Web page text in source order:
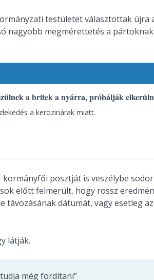
testületet választottak újra
nagyobb megmérettetés a
a britek a nyárra, próbálják
a kerozinárak miatt.
kormányfői posztját is veszélybe
előtt felmerült, hogy rossz
dátumát, vagy esetleg
látják.
még fordítani”